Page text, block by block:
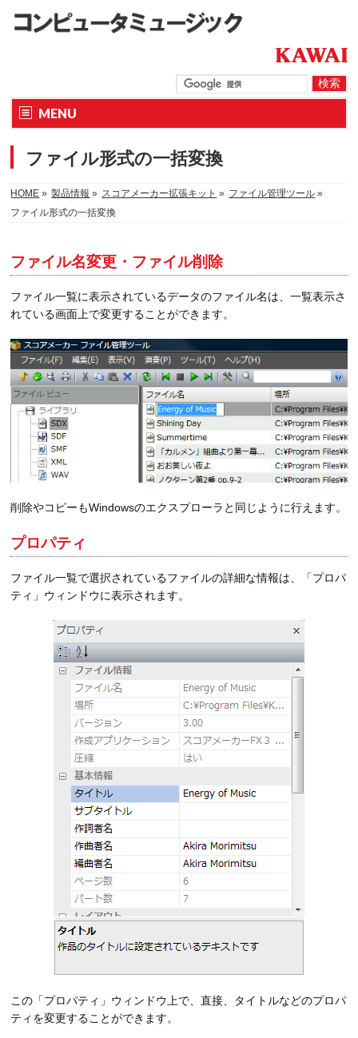
MENU
ファイル形式の一括変換
HOME » 製品情報 » スコアメーカー拡張キット » ファイル管理ツール »
ファイル形式の一括変換
ファイル名変更・ファイル削除
ファイル一覧に表示されているデータのファイル名は、一覧表示さ
れている画面上で変更することができます。
削除やコピーもWindowsのエクスプローラと同じように行えます。
プロパティ
ファイル一覧で選択されているファイルの詳細な情報は、「プロパ
ティ」ウィンドウに表示されます。
この「プロパティ」ウィンドウ上で、直接、タイトルなどのプロパ
ティを変更することができます。